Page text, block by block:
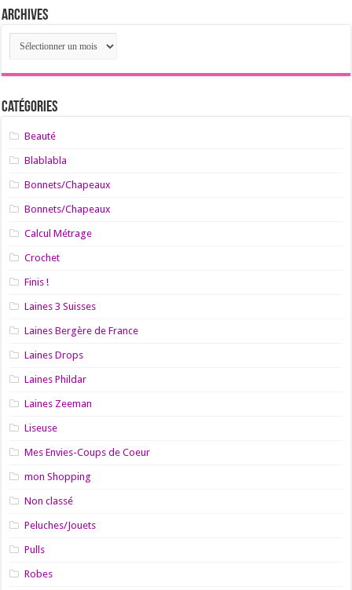
Archives
Archives
Catégories
Beauté
Blablabla
Bonnets/Chapeaux
Bonnets/Chapeaux
Calcul Métrage
Crochet
Finis !
Laines 3 Suisses
Laines Bergère de France
Laines Drops
Laines Phildar
Laines Zeeman
Liseuse
Mes Envies-Coups de Coeur
mon Shopping
Non classé
Peluches/Jouets
Pulls
Robes